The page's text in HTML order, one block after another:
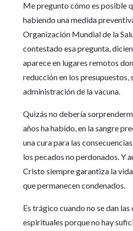
Me pregunto cómo es posible
habiendo una medida
Organización Mundial de la
contestado esa pregunta,
aparece en lugares remotos
reducción en los presupuestos,
administración de la vacuna.
Quizás no debería
años ha habido, en la sangre
una cura para las
los pecados no perdonados. Y
Cristo siempre garantiza la
que permanecen condenados.
Es trágico cuando no se dan
espirituales porque no hay